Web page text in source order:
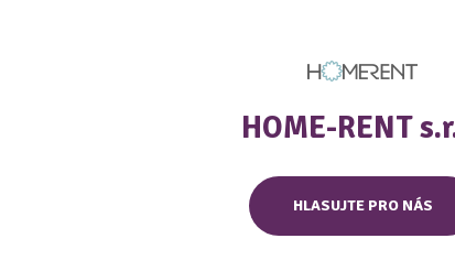
HOME-RENT
HLASUJTE PRO NÁS